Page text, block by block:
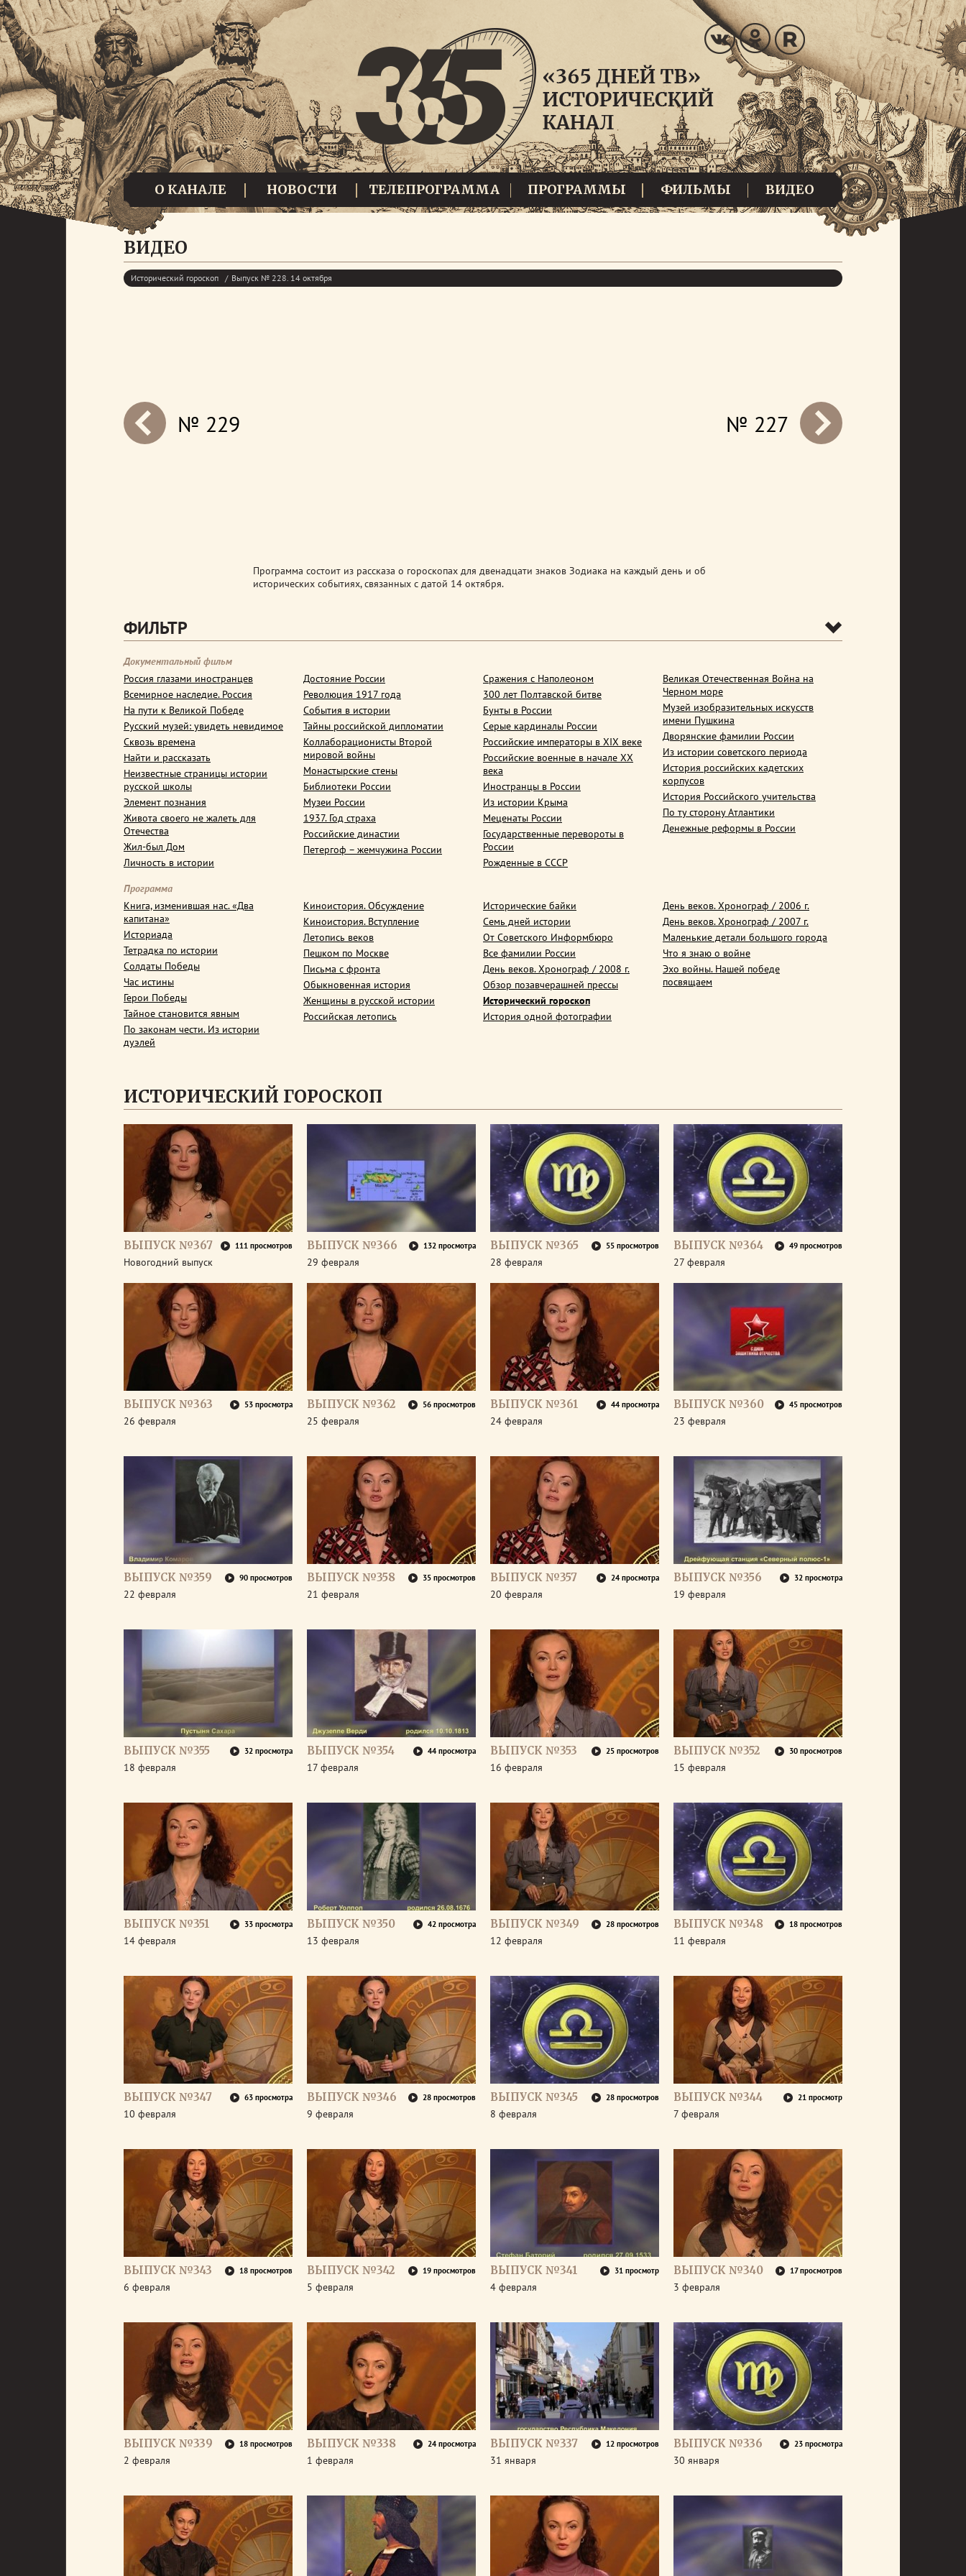
О КАНАЛЕ НОВОСТИ ТЕЛЕПРОГРАММА ПРОГРАММЫ ФИЛЬМЫ ВИДЕО
ВИДЕО
Исторический гороскоп Выпуск № 228. 14 октября
prev
next № 227
№ 229
Программа состоит из рассказа о гороскопах для двенадцати знаков Зодиака на каждый день и об
исторических событиях, связанных с датой 14 октября.
ФИЛЬТР
Документальный фильм
Россия глазами иностранцев
Всемирное наследие. Россия
На пути к Великой Победе
Русский музей: увидеть невидимое
Сквозь времена
Найти и рассказать
Неизвестные страницы истории
русской школы
Элемент познания
Живота своего не жалеть для
Отечества
Жил-был Дом
Личность в истории
Достояние России
Революция 1917 года
События в истории
Тайны российской дипломатии
Коллаборационисты Второй
мировой войны
Монастырские стены
Библиотеки России
Музеи России
1937. Год страха
Российские династии
Петергоф – жемчужина России
Сражения с Наполеоном
300 лет Полтавской битве
Бунты в России
Серые кардиналы России
Российские императоры в XIX веке
Российские военные в начале ХХ
века
Иностранцы в России
Из истории Крыма
Меценаты России
Государственные перевороты в
России
Рожденные в СССР
Великая Отечественная Война на
Черном море
Музей изобразительных искусств
имени Пушкина
Дворянские фамилии России
Из истории советского периода
История российских кадетских
корпусов
История Российского учительства
По ту сторону Атлантики
Денежные реформы в России
Программа
Книга, изменившая нас. «Два
капитана»
Историада
Тетрадка по истории
Солдаты Победы
Час истины
Герои Победы
Тайное становится явным
По законам чести. Из истории
дуэлей
Киноистория. Обсуждение
Киноистория. Вступление
Летопись веков
Пешком по Москве
Письма с фронта
Обыкновенная история
Женщины в русской истории
Российская летопись
Исторические байки
Семь дней истории
От Советского Информбюро
Все фамилии России
День веков. Хронограф / 2008 г.
Обзор позавчерашней прессы
Исторический гороскоп
История одной фотографии
День веков. Хронограф / 2006 г.
День веков. Хронограф / 2007 г.
Маленькие детали большого города
Что я знаю о войне
Эхо войны. Нашей победе
посвящаем
ИСТОРИЧЕСКИЙ ГОРОСКОП
ВЫПУСК №367 111 просмотров
Новогодний выпуск
ВЫПУСК №366 132 просмотра
29 февраля
ВЫПУСК №365 55 просмотров
28 февраля
ВЫПУСК №364 49 просмотров
27 февраля
ВЫПУСК №363 53 просмотра
26 февраля
ВЫПУСК №362 56 просмотров
25 февраля
ВЫПУСК №361 44 просмотра
24 февраля
ВЫПУСК №360 45 просмотров
23 февраля
ВЫПУСК №359 90 просмотров
22 февраля
ВЫПУСК №358 35 просмотров
21 февраля
ВЫПУСК №357 24 просмотра
20 февраля
ВЫПУСК №356 32 просмотра
19 февраля
ВЫПУСК №355 32 просмотра
18 февраля
ВЫПУСК №354 44 просмотра
17 февраля
ВЫПУСК №353 25 просмотров
16 февраля
ВЫПУСК №352 30 просмотров
15 февраля
ВЫПУСК №351 33 просмотра
14 февраля
ВЫПУСК №350 42 просмотра
13 февраля
ВЫПУСК №349 28 просмотров
12 февраля
ВЫПУСК №348 18 просмотров
11 февраля
ВЫПУСК №347 63 просмотра
10 февраля
ВЫПУСК №346 28 просмотров
9 февраля
ВЫПУСК №345 28 просмотров
8 февраля
ВЫПУСК №344 21 просмотр
7 февраля
ВЫПУСК №343 18 просмотров
6 февраля
ВЫПУСК №342 19 просмотров
5 февраля
ВЫПУСК №341 31 просмотр
4 февраля
ВЫПУСК №340 17 просмотров
3 февраля
ВЫПУСК №339 18 просмотров
2 февраля
ВЫПУСК №338 24 просмотра
1 февраля
ВЫПУСК №337 12 просмотров
31 января
ВЫПУСК №336 23 просмотра
30 января